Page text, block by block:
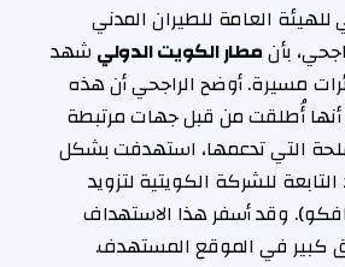
العامة للطيران المدني
بأنمطار الكويت الدولي شهد
مسيرة. أوضح الراجحي أن هذه
أنها أُطلقت من قبل جهات مرتبطة
التي تدعمها، استهدفت بشكل
للشركة الكويتية لتزويد
وقد أسفر هذا الاستهداف
كبير في الموقع المستهدف.